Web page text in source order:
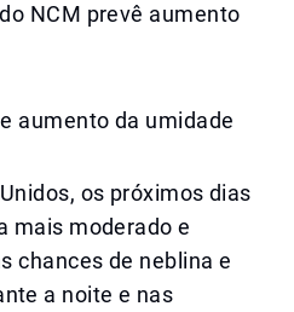
NCM prevê aumento
aumento da umidade
os próximos dias
mais moderado e
chances de neblina e
a noite e nas